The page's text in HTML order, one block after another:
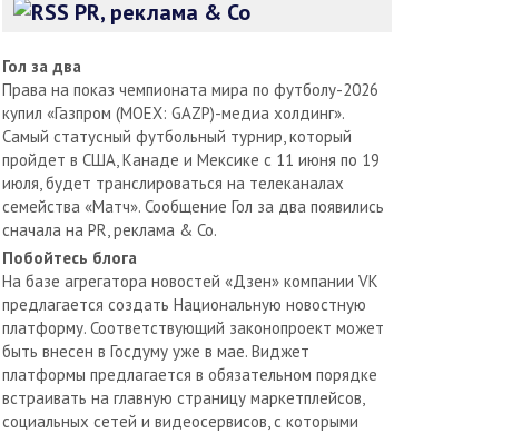
PR, реклама & Co
Гол за два
Права на показ чемпионата мира по футболу-2026
купил «Газпром (MOEX: GAZP)-медиа холдинг».
Самый статусный футбольный турнир, который
пройдет в США, Канаде и Мексике с 11 июня по 19
июля, будет транслироваться на телеканалах
семейства «Матч». Сообщение Гол за два появились
сначала на PR, реклама & Co.
Побойтесь блога
На базе агрегатора новостей «Дзен» компании VK
предлагается создать Национальную новостную
платформу. Соответствующий законопроект может
быть внесен в Госдуму уже в мае. Виджет
платформы предлагается в обязательном порядке
встраивать на главную страницу маркетплейсов,
социальных сетей и видеосервисов, с которыми